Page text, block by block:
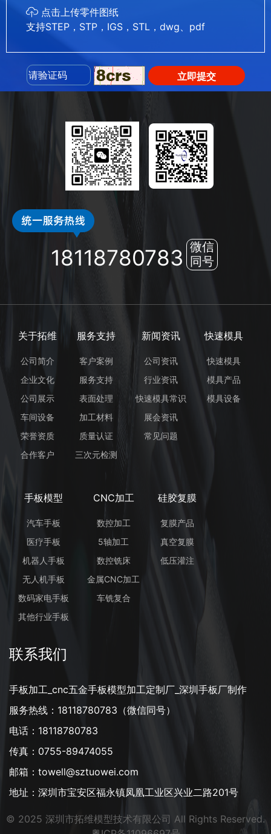
点击上传零件图纸
支持STEP，STP，IGS，STL，dwg、pdf
立即提交
18118780783 微信
同号
关于拓维
公司简介
企业文化
公司展示
车间设备
荣誉资质
合作客户
服务支持
客户案例
服务支持
表面处理
加工材料
质量认证
三次元检测
新闻资讯
公司资讯
行业资讯
快速模具常识
展会资讯
常见问题
快速模具
快速模具
模具产品
模具设备
手板模型
汽车手板
医疗手板
机器人手板
无人机手板
数码家电手板
其他行业手板
CNC加工
数控加工
5轴加工
数控铣床
金属CNC加工
车铣复合
硅胶复膜
复膜产品
真空复膜
低压灌注
联系我们
手板加工_cnc五金手板模型加工定制厂_深圳手板厂制作
服务热线：18118780783（微信同号）
电话：18118780783
传真：0755-89474055
邮箱：towell@sztuowei.com
地址：深圳市宝安区福永镇凤凰工业区兴业二路201号
© 2025 深圳市拓维模型技术有限公司 All Rights Reserved.